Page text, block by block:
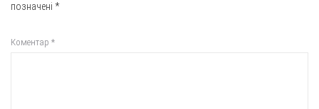
позначені *
Коментар *